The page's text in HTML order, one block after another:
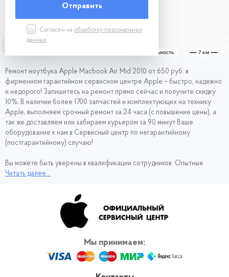
Согласен на обработку персональных
данных
Ремонт ноутбука Apple Macbook Air Mid 2010 от 650 руб. в
фирменном гарантийном сервисном центре Apple – быстро, надежно
и недорого! Запишитесь на ремонт прямо сейчас и получите скидку
10%. В наличии более 1700 запчастей и комплектующих на технику
Apple, выполняем срочный ремонт за 24 часа (с повышение цены), а
так же доставляем или забираем курьером за 90 минут Ваше
оборудование к нам в Сервисный центр по негарантийному
(постгарантийному) случаю!
Вы можете быть уверены в квалификации сотрудников. Опытные
специалисты не первый год работают с техникой Эпл, поэтому
оперативно и качественно. Чтобы не тратить время в долгом
ожидании Макбука из ремонта, обращайтесь в наш сервис.
Читать далее...
Мы принимаем: